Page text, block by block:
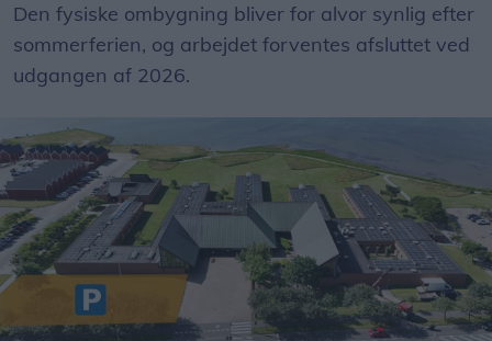
Den fysiske ombygning bliver for alvor synlig efter
sommerferien, og arbejdet forventes afsluttet ved
udgangen af 2026.